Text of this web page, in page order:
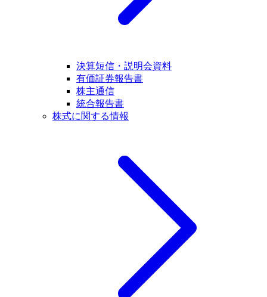
決算短信・説明会資料
有価証券報告書
株主通信
統合報告書
株式に関する情報